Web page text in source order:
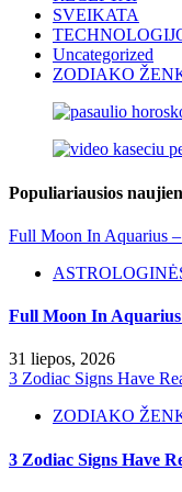
SVEIKATA
Uncategorized
ZODIAKO
Populiariausios
Full Moon In Aquarius
Full Moon In
31 liepos, 2026
3 Zodiac Signs Have
ZODIAKO
3 Zodiac Signs Have